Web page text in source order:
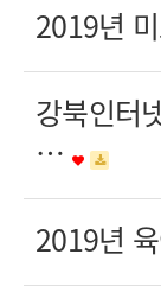
2019년
강북인터
…
2019년